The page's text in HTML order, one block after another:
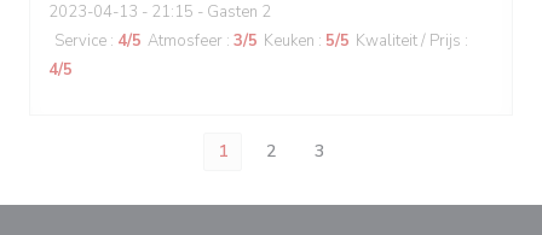
2023-04-13 - 21:15 - Gasten 2
Service : 4/5 Atmosfeer : 3/5 Keuken : 5/5 Kwaliteit / Prijs :
4/5
1 2 3